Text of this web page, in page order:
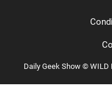
Daily Geek Show © WILD